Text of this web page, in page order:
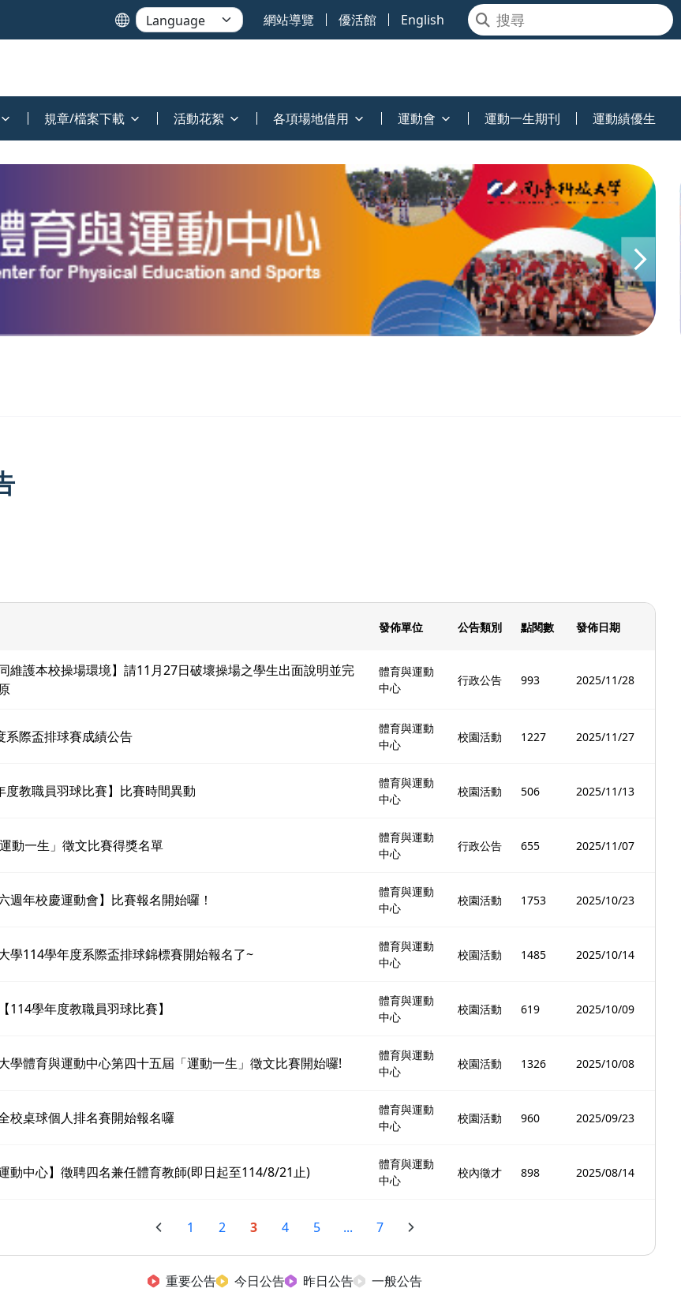
網站導覽 優活館 English
規章/檔案下載 活動花絮 各項場地借用 運動會 運動一生期刊 運動績優生
發佈單位 公告類別 點閱數 發佈日期
同維護本校操場環境】請11月27日破壞操場之學生出面說明並完
體育與運動
中心
行政公告 993 2025/11/28
系際盃排球賽成績公告
體育與運動
中心
校園活動 1227 2025/11/27
度教職員羽球比賽】比賽時間異動
體育與運動
中心
校園活動 506 2025/11/13
動一生」徵文比賽得獎名單
體育與運動
中心
行政公告 655 2025/11/07
週年校慶運動會】比賽報名開始囉！
體育與運動
中心
校園活動 1753 2025/10/23
學114學年度系際盃排球錦標賽開始報名了~
體育與運動
中心
校園活動 1485 2025/10/14
114學年度教職員羽球比賽】
體育與運動
中心
校園活動 619 2025/10/09
學體育與運動中心第四十五屆「運動一生」徵文比賽開始囉!
體育與運動
中心
校園活動 1326 2025/10/08
校桌球個人排名賽開始報名囉
體育與運動
中心
校園活動 960 2025/09/23
運動中心】徵聘四名兼任體育教師(即日起至114/8/21止)
體育與運動
中心
校內徵才 898 2025/08/14
1 2 3 4 5 ... 7
重要公告 今日公告 昨日公告 一般公告